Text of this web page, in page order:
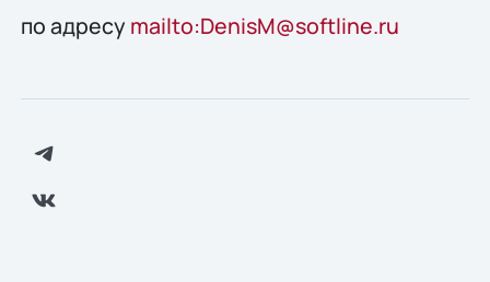
по адресу mailto:DenisM@softline.ru